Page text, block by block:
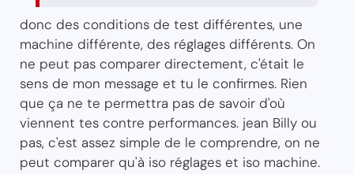
donc des conditions de test différentes, une
machine différente, des réglages différents. On
ne peut pas comparer directement, c'était le
sens de mon message et tu le confirmes. Rien
que ça ne te permettra pas de savoir d'où
viennent tes contre performances. jean Billy ou
pas, c'est assez simple de le comprendre, on ne
peut comparer qu'à iso réglages et iso machine.